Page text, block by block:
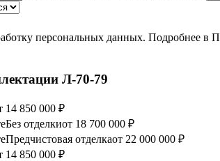
персональных данных. Подробнее в
Л-70-79
14 850 000 ₽
Без отделкиот 18 700 000 ₽
Предчистовая отделкаот 22 000 000 ₽
14 850 000 ₽